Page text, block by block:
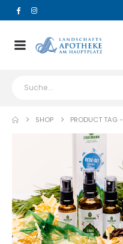
SHOP PRODUCT TAG -